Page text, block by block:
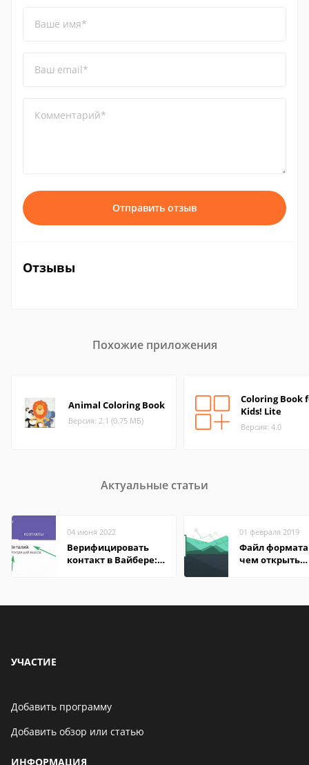
Ваше имя*
Ваш email*
Комментарий*
Отправить отзыв
Отзывы
Похожие приложения
Animal Coloring Book
Версия: 2.1 (0.75 МБ)
Coloring Book
Kids! Lite
Версия: 4.0
Актуальные статьи
04 июня 2022
Верифицировать
контакт в Вайбере:
01 февраля 2019
Файл формата
чем открыть
УЧАСТИЕ
Добавить программу
Добавить обзор или статью
ИНФОРМАЦИЯ